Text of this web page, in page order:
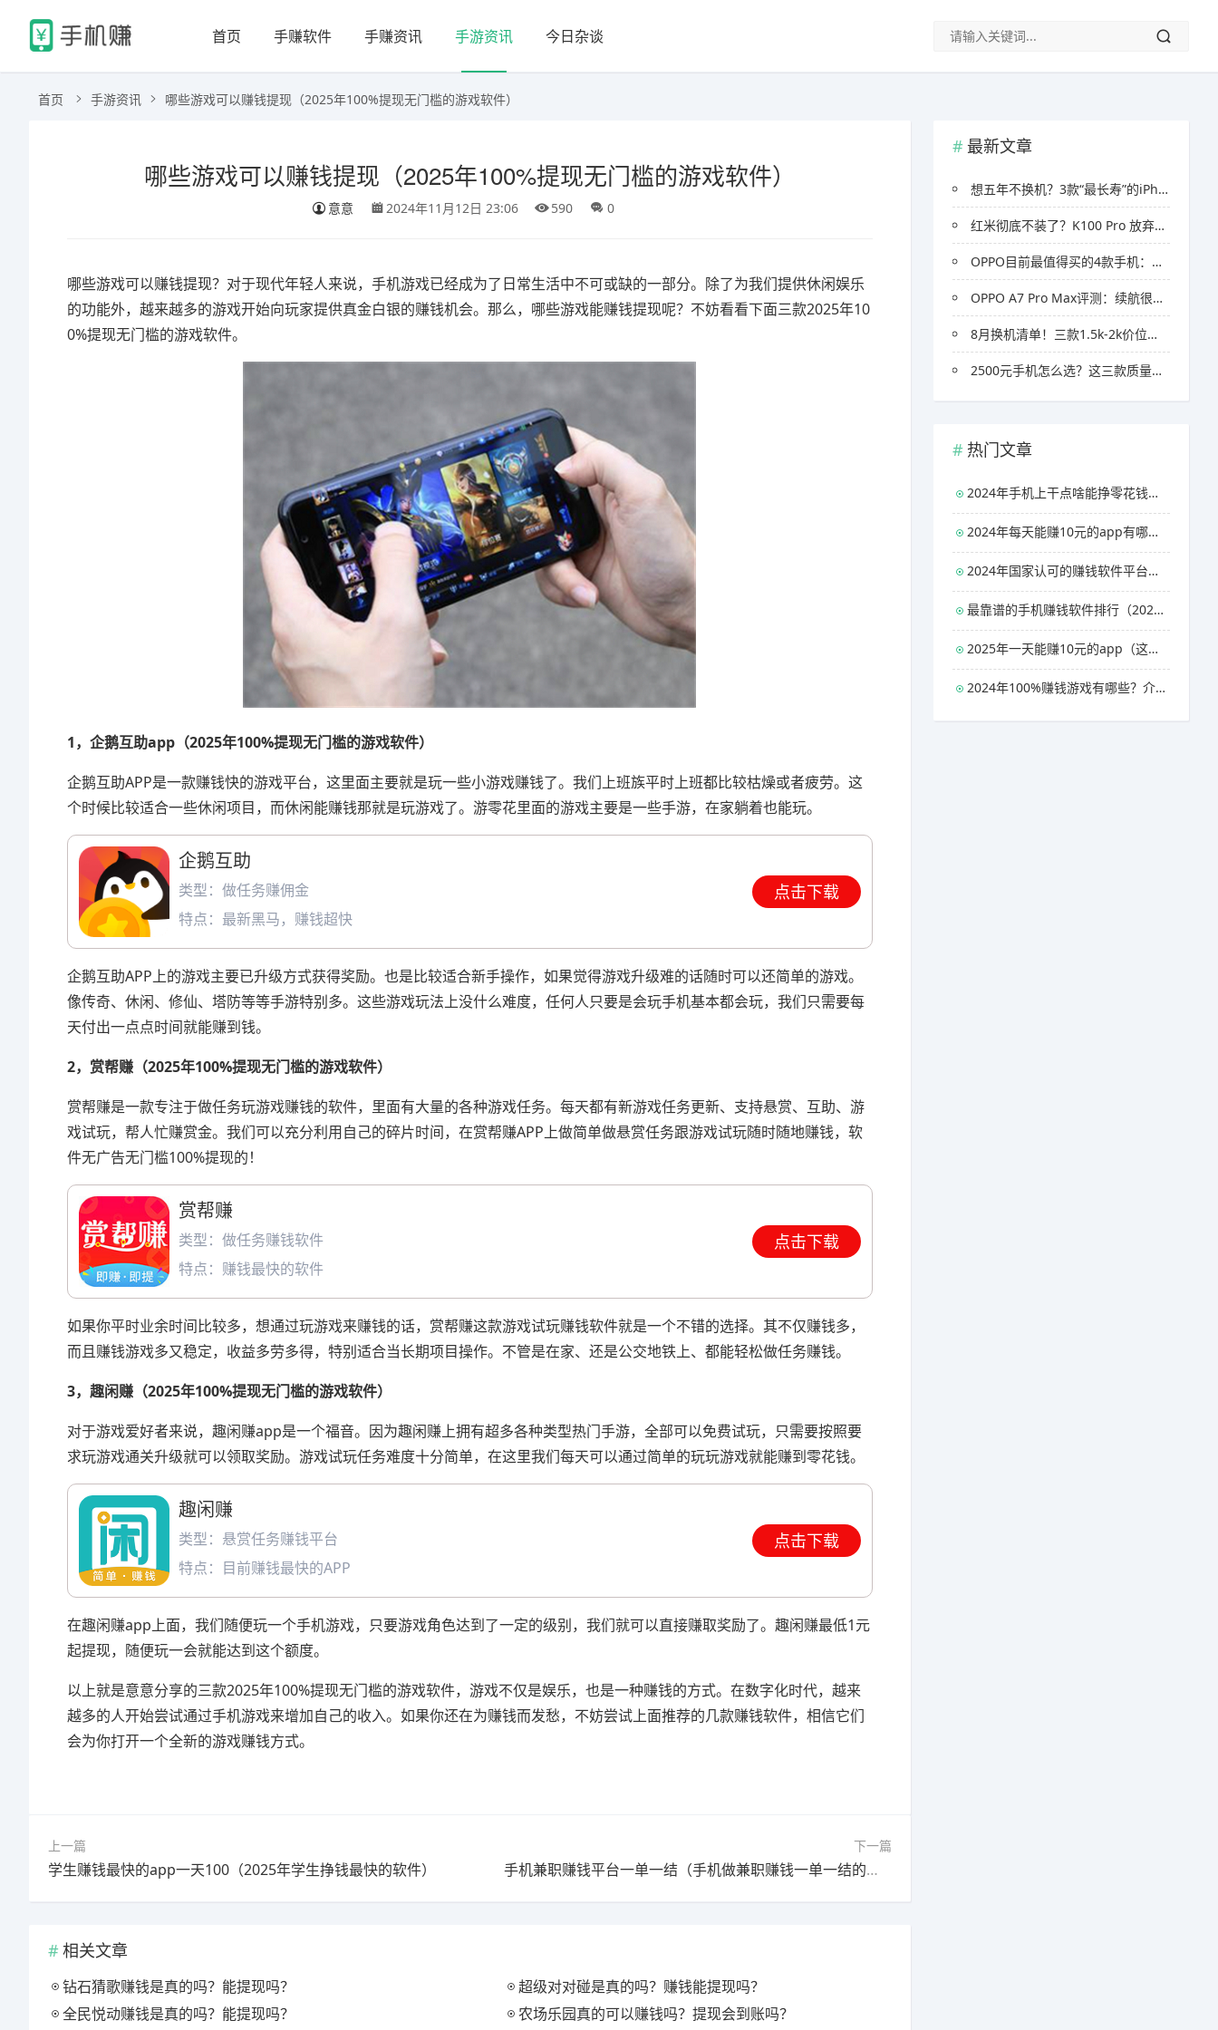
首页 手赚软件 手赚资讯 手游资讯 今日杂谈
首页 手游资讯 哪些游戏可以赚钱提现（2025年100%提现无门槛的游戏软件）
哪些游戏可以赚钱提现（2025年100%提现无门槛的游戏软件）
意意 2024年11月12日 23:06 590 0
哪些游戏可以赚钱提现？对于现代年轻人来说，手机游戏已经成为了日常生活中不可或缺的一部分。除了为我们提供休闲娱乐
的功能外，越来越多的游戏开始向玩家提供真金白银的赚钱机会。那么，哪些游戏能赚钱提现呢？不妨看看下面三款2025年10
0%提现无门槛的游戏软件。
1，企鹅互助app（2025年100%提现无门槛的游戏软件）
企鹅互助APP是一款赚钱快的游戏平台，这里面主要就是玩一些小游戏赚钱了。我们上班族平时上班都比较枯燥或者疲劳。这
个时候比较适合一些休闲项目，而休闲能赚钱那就是玩游戏了。游零花里面的游戏主要是一些手游，在家躺着也能玩。
企鹅互助
类型：做任务赚佣金
特点：最新黑马，赚钱超快
点击下载
企鹅互助APP上的游戏主要已升级方式获得奖励。也是比较适合新手操作，如果觉得游戏升级难的话随时可以还简单的游戏。
像传奇、休闲、修仙、塔防等等手游特别多。这些游戏玩法上没什么难度，任何人只要是会玩手机基本都会玩，我们只需要每
天付出一点点时间就能赚到钱。
2，赏帮赚（2025年100%提现无门槛的游戏软件）
赏帮赚是一款专注于做任务玩游戏赚钱的软件，里面有大量的各种游戏任务。每天都有新游戏任务更新、支持悬赏、互助、游
戏试玩，帮人忙赚赏金。我们可以充分利用自己的碎片时间，在赏帮赚APP上做简单做悬赏任务跟游戏试玩随时随地赚钱，软
件无广告无门槛100%提现的！
赏帮赚
类型：做任务赚钱软件
特点：赚钱最快的软件
点击下载
如果你平时业余时间比较多，想通过玩游戏来赚钱的话，赏帮赚这款游戏试玩赚钱软件就是一个不错的选择。其不仅赚钱多，
而且赚钱游戏多又稳定，收益多劳多得，特别适合当长期项目操作。不管是在家、还是公交地铁上、都能轻松做任务赚钱。
3，趣闲赚（2025年100%提现无门槛的游戏软件）
对于游戏爱好者来说，趣闲赚app是一个福音。因为趣闲赚上拥有超多各种类型热门手游，全部可以免费试玩，只需要按照要
求玩游戏通关升级就可以领取奖励。游戏试玩任务难度十分简单，在这里我们每天可以通过简单的玩玩游戏就能赚到零花钱。
趣闲赚
类型：悬赏任务赚钱平台
特点：目前赚钱最快的APP
点击下载
在趣闲赚app上面，我们随便玩一个手机游戏，只要游戏角色达到了一定的级别，我们就可以直接赚取奖励了。趣闲赚最低1元
起提现，随便玩一会就能达到这个额度。
以上就是意意分享的三款2025年100%提现无门槛的游戏软件，游戏不仅是娱乐，也是一种赚钱的方式。在数字化时代，越来
越多的人开始尝试通过手机游戏来增加自己的收入。如果你还在为赚钱而发愁，不妨尝试上面推荐的几款赚钱软件，相信它们
会为你打开一个全新的游戏赚钱方式。
上一篇
学生赚钱最快的app一天100（2025年学生挣钱最快的软件）
下一篇
手机兼职赚钱平台一单一结（手机做兼职赚钱一单一结的正规软件）
相关文章
钻石猜歌赚钱是真的吗？能提现吗？
超级对对碰是真的吗？赚钱能提现吗？
全民悦动赚钱是真的吗？能提现吗？
农场乐园真的可以赚钱吗？提现会到账吗？
最新文章
想五年不换机？3款“最长寿”的iPhone推荐，可以一步到位
红米彻底不装了？K100 Pro 放弃纯性价比路线，质感配置直接冲旗舰
OPPO目前最值得买的4款手机：价格覆盖1000-3000元，选对少花冤枉钱
OPPO A7 Pro Max评测：续航很强，价格也不贵，但有两个缺点
8月换机清单！三款1.5k-2k价位高性价比手机推荐
2500元手机怎么选？这三款质量靠谱、保值耐用手机推荐
热门文章
2024年手机上干点啥能挣零花钱（三款能够日赚50元的赚钱软件）
2024年每天能赚10元的app有哪些？介绍两款每天能稳定赚10元以上的赚钱软件
2024年国家认可的赚钱软件平台有哪些？分享几款官方认可100%赚钱的软件
最靠谱的手机赚钱软件排行（2024年每天稳赚10元的app）
2025年一天能赚10元的app（这几款软件每天稳稳的十元以上）
2024年100%赚钱游戏有哪些？介绍几款无广告无门槛100%提现的游戏